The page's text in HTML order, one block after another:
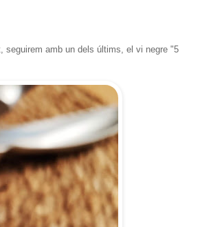
seguirem amb un dels últims, el vi negre "5